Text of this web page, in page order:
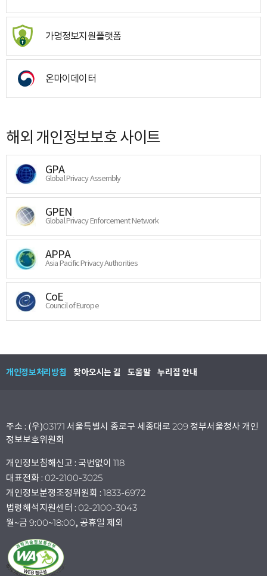
가명정보지원플랫폼
온마이데이터
해외 개인정보보호 사이트
GPA
Global Privacy Assembly
GPEN
Global Privacy Enforcement Network
APPA
Asia Pacific Privacy Authorities
CoE
Council of Europe
개인정보처리방침 찾아오시는 길 도움말 누리집 안내
주소 : (우)03171 서울특별시 종로구 세종대로 209 정부서울청사 개인
정보보호위원회
개인정보침해신고 : 국번없이 118
대표전화 : 02-2100-3025
개인정보분쟁조정위원회 : 1833-6972
법령해석지원센터 : 02-2100-3043
월~금 9:00~18:00, 공휴일 제외